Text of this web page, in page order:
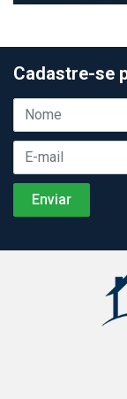
Cadastre-se